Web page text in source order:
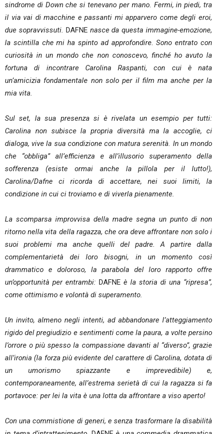
sindrome di Down che si tenevano per mano. Fermi, in piedi, tra
il via vai di macchine e passanti mi apparvero come degli eroi,
due sopravvissuti. DAFNE nasce da questa immagine-emozione,
la scintilla che mi ha spinto ad approfondire. Sono entrato con
curiosità in un mondo che non conoscevo, finché ho avuto la
fortuna di incontrare Carolina Raspanti, con cui è nata
un’amicizia fondamentale non solo per il film ma anche per la
mia vita.
Sul set, la sua presenza si è rivelata un esempio per tutti:
Carolina non subisce la propria diversità ma la accoglie, ci
dialoga, vive la sua condizione con matura serenità. In un mondo
che “obbliga” all’efficienza e all’illusorio superamento della
sofferenza (esiste ormai anche la pillola per il lutto!),
Carolina/Dafne ci ricorda di accettare, nei suoi limiti, la
condizione in cui ci troviamo e di viverla pienamente.
La scomparsa improvvisa della madre segna un punto di non
ritorno nella vita della ragazza, che ora deve affrontare non solo i
suoi problemi ma anche quelli del padre. A partire dalla
complementarietà dei loro bisogni, in un momento così
drammatico e doloroso, la parabola del loro rapporto offre
un’opportunità per entrambi: DAFNE è la storia di una “ripresa”,
come ottimismo e volontà di superamento.
Un invito, almeno negli intenti, ad abbandonare l’atteggiamento
rigido del pregiudizio e sentimenti come la paura, a volte persino
l’orrore o più spesso la compassione davanti al “diverso”, grazie
all’ironia (la forza più evidente del carattere di Carolina, dotata di
un umorismo spiazzante e imprevedibile) e,
contemporaneamente, all’estrema serietà di cui la ragazza si fa
portavoce: per lei la vita è una lotta da affrontare a viso aperto!
Con una commistione di generi, e senza trasformare la disabilità